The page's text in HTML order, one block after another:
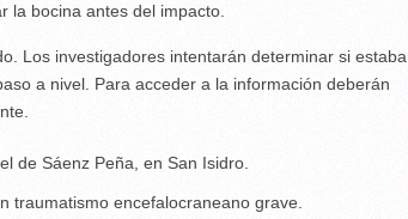
la bocina antes del impacto.
Los investigadores intentarán determinar si estaba
a nivel. Para acceder a la información deberán
de Sáenz Peña, en San Isidro.
traumatismo encefalocraneano grave.